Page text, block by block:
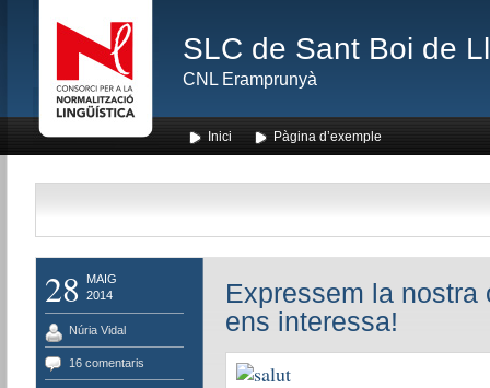
SLC de Sant Boi de
CNL Eramprunyà
Inici Pàgina d’exemple
28
MAIG
2014
Núria Vidal
16 comentaris
Expressem la nostra
ens interessa!